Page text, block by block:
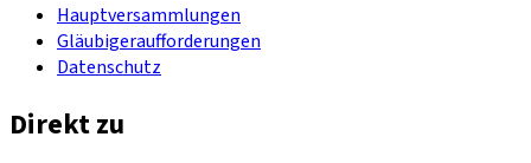
Hauptversammlungen
Gläubigeraufforderungen
Datenschutz
Direkt zu